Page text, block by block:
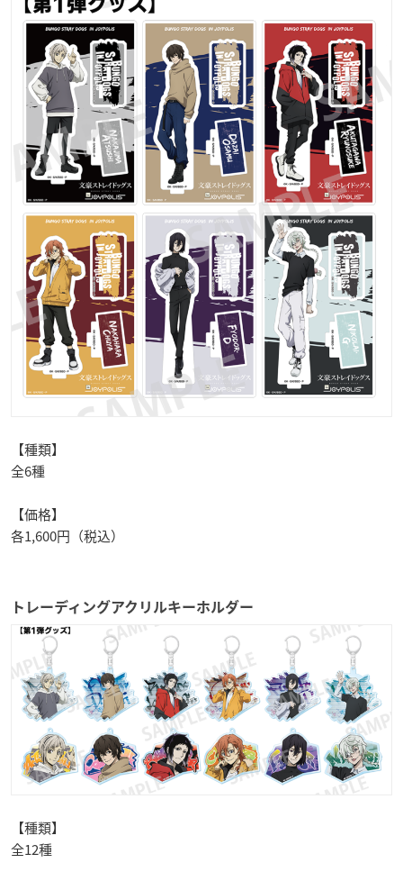
【種類】
全6種
【価格】
各1,600円（税込）
トレーディングアクリルキーホルダー
【種類】
全12種